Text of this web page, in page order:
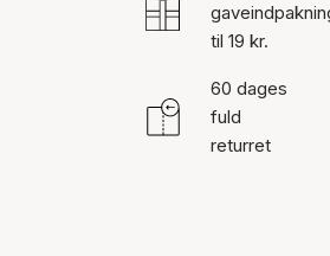
til 19 kr.
60 dages
fuld
returret